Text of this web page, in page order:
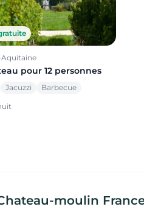
Aquitaine
pour 12 personnes
Jacuzzi Barbecue
moulin